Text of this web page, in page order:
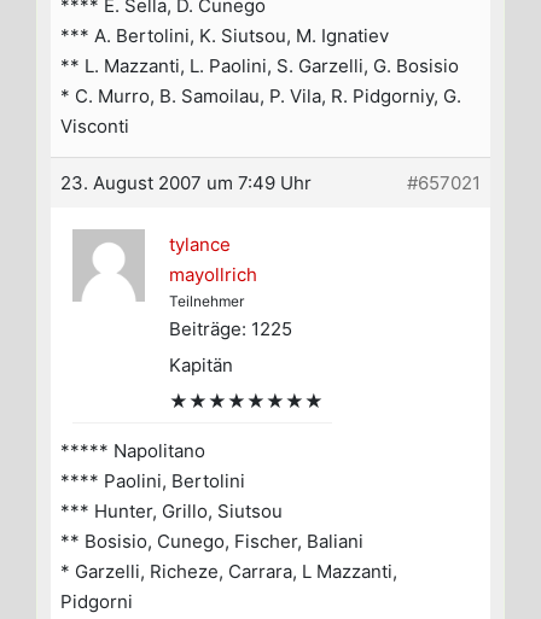
**** E. Sella, D. Cunego
*** A. Bertolini, K. Siutsou, M. Ignatiev
** L. Mazzanti, L. Paolini, S. Garzelli, G. Bosisio
* C. Murro, B. Samoilau, P. Vila, R. Pidgorniy, G.
Visconti
23. August 2007 um 7:49 Uhr #657021
tylance
mayollrich
Teilnehmer
Beiträge: 1225
Kapitän
★★★★★★★★
***** Napolitano
**** Paolini, Bertolini
*** Hunter, Grillo, Siutsou
** Bosisio, Cunego, Fischer, Baliani
* Garzelli, Richeze, Carrara, L Mazzanti,
Pidgorni